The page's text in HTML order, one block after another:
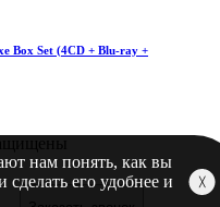
Box Set (4CD + Blu-ray +
нам понять, как вы
его удобнее и
╳